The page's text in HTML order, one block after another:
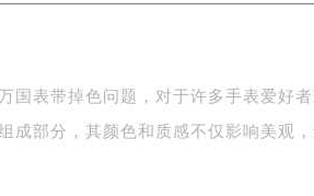
国表带掉色问题，对于许多手表爱好
成部分，其颜色和质感不仅影响美观